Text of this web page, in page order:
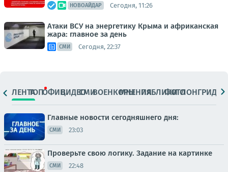
НОВОАЙДАР Сегодня, 11:26
Атаки ВСУ на энергетику Крыма и африканская
жара: главное за день
СМИ Сегодня, 22:37
ЛЕНТАТОПОФИЦ.ВИДЕОСМИВОЕНКОРЫМНЕНИЯПАБЛИКИ
ФОТОЛОНГРИДЫ
Главные новости сегодняшнего дня:
СМИ 23:03
Проверьте свою логику. Задание на картинке
СМИ 22:48